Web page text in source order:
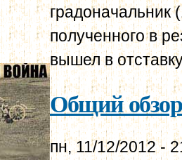
градоначальник
полученного в
вышел в
Общий обзор
пн, 11/12/2012 -